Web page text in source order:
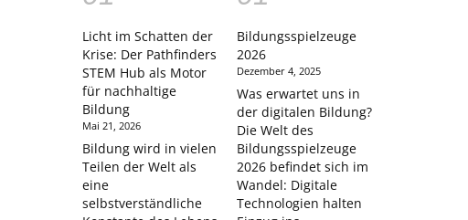
Licht im Schatten der
Krise: Der Pathfinders
STEM Hub als Motor
für nachhaltige
Bildung
Mai 21, 2026
Bildung wird in vielen
Teilen der Welt als
eine
selbstverständliche
Bildungsspielzeuge
2026
Dezember 4, 2025
Was erwartet uns in
der digitalen Bildung?
Die Welt des
Bildungsspielzeuge
2026 befindet sich im
Wandel: Digitale
Technologien halten